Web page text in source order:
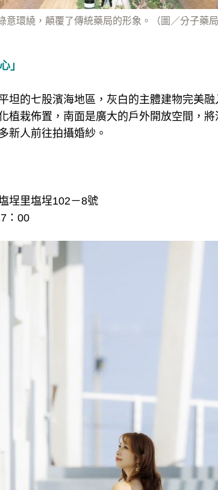
意環繞，顛覆了傳統藥局的形象。（圖／分子藥局
」
坦的七股濱海地區，灰白的主體建物完美
植栽佈置，南面是廣大的戶外開放空間，
新人前往拍攝婚紗。
埕里塩埕102－8號
：00